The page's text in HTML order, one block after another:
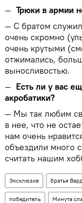
— Трюки в армии
— С братом
очень скромно
очень крутыми
отжимались,
выносливостью.
— Есть ли у вас
акробатики?
— Мы так любим
в нее, что не
нам очень
объездили много
считать нашим
Эксклюзив братья
победитель Минута